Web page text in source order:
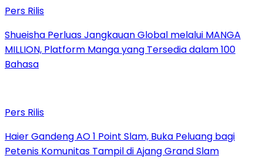
Pers Rilis
Shueisha Perluas Jangkauan Global melalui MANGA
MILLION, Platform Manga yang Tersedia dalam 100
Bahasa
Pers Rilis
Haier Gandeng AO 1 Point Slam, Buka Peluang bagi
Petenis Komunitas Tampil di Ajang Grand Slam